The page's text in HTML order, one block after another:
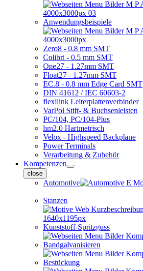
Anwendungsbeispiele
Zero8 - 0.8 mm SMT
Colibri - 0.5 mm SMT
One27 - 1.27mm SMT
Float27 - 1.27mm SMT
EC.8 - 0.8 mm Edge Card SMT
DIN 41612 / IEC 60603-2
flexilink Leiterplattenverbinder
VarPol Stift- & Buchsenleisten
PC/104, PC/104-Plus
hm2.0 Hartmetrisch
Velox - Highspeed Backplane
Power Terminals
Verarbeitung & Zubehör
Kompetenzen
close
Automotive
Stanzen
Kunststoff-Spritzguss
Bandgalvanisieren
Bestückung